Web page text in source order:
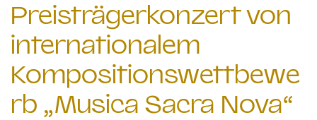
Preisträgerkonzert von
internationalem
Kompositionswettbewe
rb „Musica Sacra Nova“